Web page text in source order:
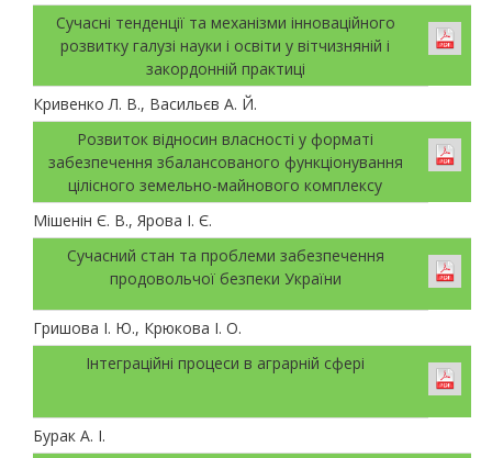
Сучасні тенденції та механізми інноваційного
розвитку галузі науки і освіти у вітчизняній і
закордонній практиці
Кривенко Л. В., Васильєв А. Й.
Розвиток відносин власності у форматі
забезпечення збалансованого функціонування
цілісного земельно-майнового комплексу
Мішенін Є. В., Ярова І. Є.
Сучасний стан та проблеми забезпечення
продовольчої безпеки України
Гришова І. Ю., Крюкова І. О.
Інтеграційні процеси в аграрній сфері
Бурак А. І.